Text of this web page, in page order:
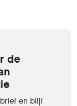
de
en blijf